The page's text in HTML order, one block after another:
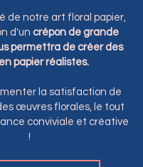
de notre art floral papier,
d'un crépon de grande
permettra de créer des
papier réalistes.
la satisfaction de
œuvres florales, le tout
conviviale et créative
!